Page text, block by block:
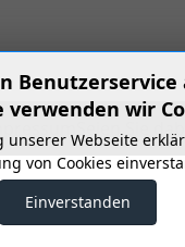
Seien Sie
Benutzerservice
verwenden wir
unserer Webseite
von Cookies
Einverstanden